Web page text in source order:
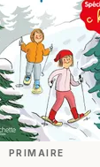
PRIMAIRE